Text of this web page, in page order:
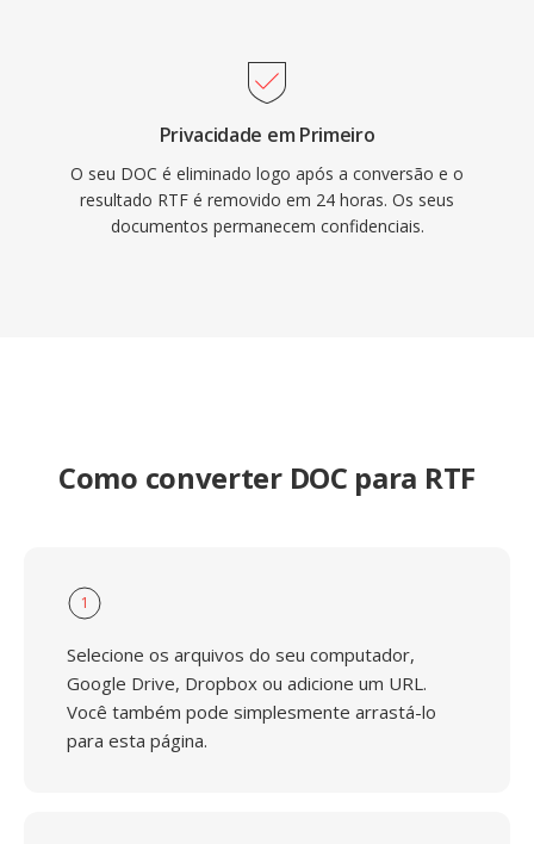
Privacidade em Primeiro
O seu DOC é eliminado logo após a conversão e o
resultado RTF é removido em 24 horas. Os seus
documentos permanecem confidenciais.
Como converter DOC para RTF
1
Selecione os arquivos do seu computador,
Google Drive, Dropbox ou adicione um URL.
Você também pode simplesmente arrastá-lo
para esta página.